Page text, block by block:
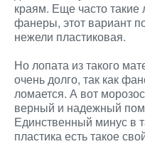
краям. Еще часто такие
фанеры, этот вариант
нежели пластиковая.
Но лопата из такого
очень долго, так как
ломается. А вот
верный и надежный
Единственный минус в
пластика есть такое